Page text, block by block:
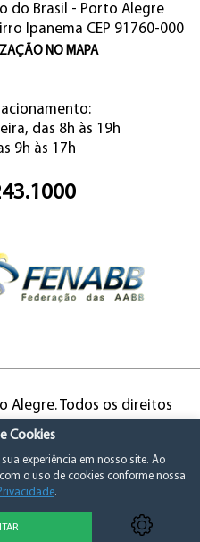
do Brasil - Porto Alegre
Ipanema CEP 91760-000
NO MAPA
das 8h às 19h
9h às 17h
Alegre. Todos os direitos
Cookies
experiência em nosso site. Ao
o uso de cookies conforme nossa
.